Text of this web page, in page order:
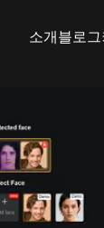
소개블로그